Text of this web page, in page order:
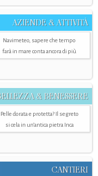
AZIENDE & ATTIVITÀ
Navimeteo, sapere che tempo
farà in mare conta ancora di più
& BENESSERE
Pelle dorata e protetta? Il segreto
si cela in un’antica pietra Inca
CANTIERI